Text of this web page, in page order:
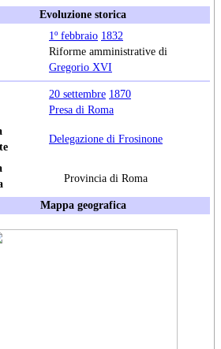
Evoluzione storica
1º febbraio 1832
Riforme amministrative di
Gregorio XVI
20 settembre 1870
Presa di Roma
Delegazione di Frosinone
Provincia di Roma
Mappa geografica